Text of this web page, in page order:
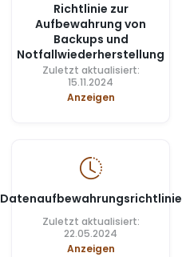
Richtlinie zur
Aufbewahrung von
Backups und
Notfallwiederherstellung
Zuletzt aktualisiert:
15.11.2024
Anzeigen
Datenaufbewahrungsrichtlinie
Zuletzt aktualisiert:
22.05.2024
Anzeigen